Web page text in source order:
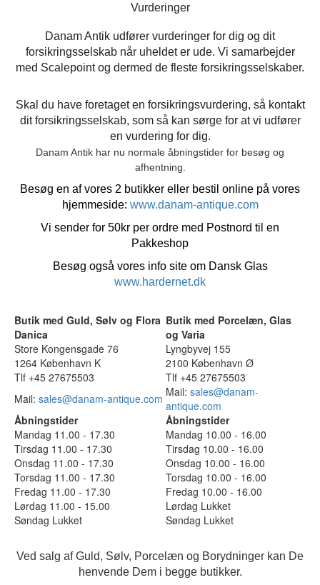
Vurderinger
Danam Antik udfører vurderinger for dig og dit
forsikringsselskab når uheldet er ude. Vi samarbejder
med Scalepoint og dermed de fleste forsikringsselskaber.
Skal du have foretaget en forsikringsvurdering, så kontakt
dit forsikringsselskab, som så kan sørge for at vi udfører
en vurdering for dig.
Danam Antik har nu normale åbningstider for besøg og
afhentning.
Besøg en af vores 2 butikker eller bestil online på vores
hjemmeside: www.danam-antique.com
Vi sender for 50kr per ordre med Postnord til en
Pakkeshop
Besøg også vores info site om Dansk Glas
www.hardernet.dk
Butik med Guld, Sølv og Flora
Danica
Butik med Porcelæn, Glas
og Varia
Store Kongensgade 76
Lyngbyvej 155
1264 København K
2100 København Ø
Tlf +45 27675503
Tlf +45 27675503
Mail: sales@danam-antique.com Mail: sales@danam-
antique.com
Åbningstider
Åbningstider
Mandag 11.00 - 17.30
Mandag 10.00 - 16.00
Tirsdag 11.00 - 17.30
Tirsdag 10.00 - 16.00
Onsdag 11.00 - 17.30
Onsdag 10.00 - 16.00
Torsdag 11.00 - 17.30
Torsdag 10.00 - 16.00
Fredag 11.00 - 17.30
Fredag 10.00 - 16.00
Lørdag 11.00 - 15.00
Lørdag Lukket
Søndag Lukket
Søndag Lukket
Ved salg af Guld, Sølv, Porcelæn og Borydninger kan De
henvende Dem i begge butikker.